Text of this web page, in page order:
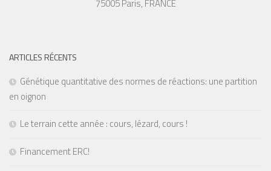
75005 Paris, FRANCE
ARTICLES RÉCENTS
Génétique quantitative des normes de réactions: une partition
en oignon
Le terrain cette année : cours, lézard, cours !
Financement ERC!